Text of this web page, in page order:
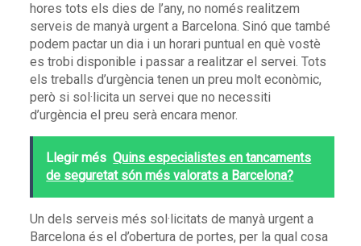
hores tots els dies de l’any, no només realitzem
serveis de manyà urgent a Barcelona. Sinó que també
podem pactar un dia i un horari puntual en què vostè
es trobi disponible i passar a realitzar el servei. Tots
els treballs d’urgència tenen un preu molt econòmic,
però si sol·licita un servei que no necessiti
d’urgència el preu serà encara menor.
Llegir més Quins especialistes en tancaments
de seguretat són més valorats a Barcelona?
Un dels serveis més sol·licitats de manyà urgent a
Barcelona és el d’obertura de portes, per la qual cosa